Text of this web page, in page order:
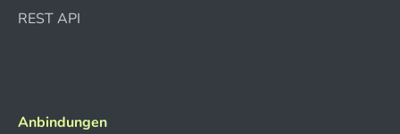
REST API
Anbindungen